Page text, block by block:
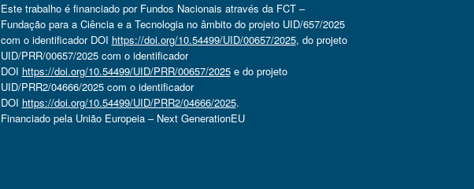
Este trabalho é financiado por Fundos Nacionais através da FCT –
Fundação para a Ciência e a Tecnologia no âmbito do projeto UID/657/2025
com o identificador DOI https://doi.org/10.54499/UID/00657/2025, do projeto
UID/PRR/00657/2025 com o identificador
DOI https://doi.org/10.54499/UID/PRR/00657/2025e do projeto
UID/PRR2/04666/2025 com o identificador
DOI https://doi.org/10.54499/UID/PRR2/04666/2025.
Financiado pela União Europeia – Next GenerationEU